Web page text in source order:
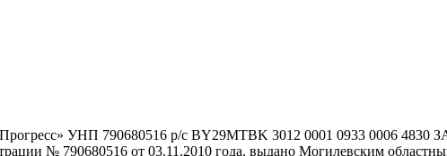
УНП 790680516 р/с BY29MTBK 3012 0001 0933 0006
№ 790680516 от 03.11.2010 года, выдано Могилевским